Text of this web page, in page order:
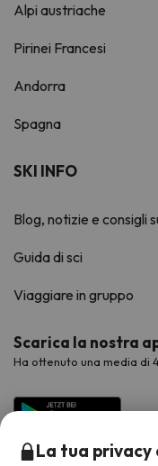
Alpi austriache
Pirinei Francesi
Andorra
Spagna
SKI INFO
Blog, notizie e consigli
Guida di sci
Viaggiare in gruppo
Scarica la nostra
Ha ottenuto una media di
La tua